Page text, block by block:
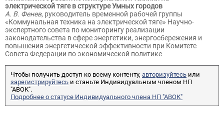
электрической тяге в структуре Умных городов
А. В. Фенев, руководитель временной рабочей группы
«Коммунальная техника на электрической тяге» Научно-
экспертного совета по мониторингу реализации
законодательства в сфере энергетики, энергосбережения и
повышения энергетической эффективности при Комитете
Совета Федерации по экономической политике
Чтобы получить доступ ко всему контенту, авторизуйтесь или
зарегистрируйтесь и станьте Индивидуальным членом НП
"АВОК".
Подробнее о статусе Индивидуального члена НП "АВОК"